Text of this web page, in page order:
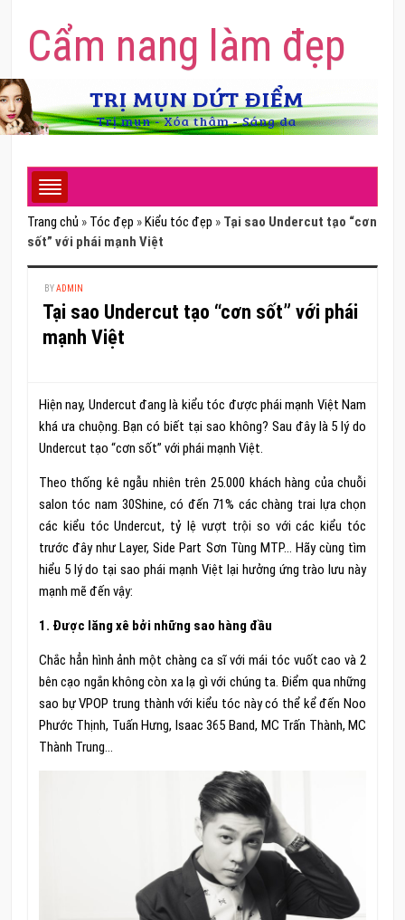
Cẩm nang làm đẹp
Trang chủ » Tóc đẹp » Kiểu tóc đẹp » Tại sao Undercut tạo “cơn
sốt” với phái mạnh Việt
BYADMIN
Tại sao Undercut tạo “cơn sốt” với phái
mạnh Việt
Hiện nay, Undercut đang là kiểu tóc được phái mạnh Việt Nam
khá ưa chuộng. Bạn có biết tại sao không? Sau đây là 5 lý do
Undercut tạo “cơn sốt” với phái mạnh Việt.
Theo thống kê ngẫu nhiên trên 25.000 khách hàng của chuỗi
salon tóc nam 30Shine, có đến 71% các chàng trai lựa chọn
các kiểu tóc Undercut, tỷ lệ vượt trội so với các kiểu tóc
trước đây như Layer, Side Part Sơn Tùng MTP… Hãy cùng tìm
hiểu 5 lý do tại sao phái mạnh Việt lại hưởng ứng trào lưu này
mạnh mẽ đến vậy:
1. Được lăng xê bởi những sao hàng đầu
Chắc hẳn hình ảnh một chàng ca sĩ với mái tóc vuốt cao và 2
bên cạo ngắn không còn xa lạ gì với chúng ta. Điểm qua những
sao bự VPOP trung thành với kiểu tóc này có thể kể đến Noo
Phước Thịnh, Tuấn Hưng, Isaac 365 Band, MC Trấn Thành, MC
Thành Trung…